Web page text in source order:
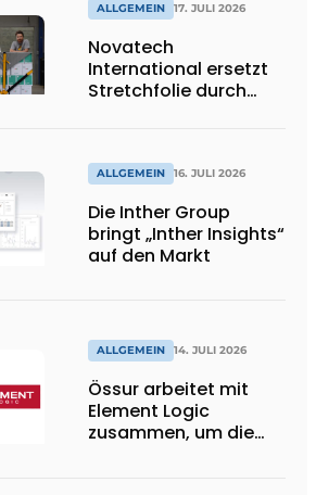
ALLGEMEIN 17. JULI 2026
Novatech
International ersetzt
Stretchfolie durch
ALLGEMEIN 16. JULI 2026
Die Inther Group
bringt „Inther Insights“
auf den Markt
ALLGEMEIN 14. JULI 2026
Össur arbeitet mit
Element Logic
zusammen, um die